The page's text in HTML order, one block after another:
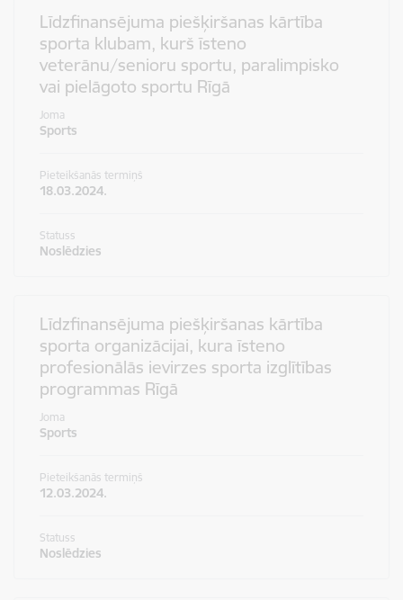
Līdzfinansējuma piešķiršanas kārtība
sporta klubam, kurš īsteno
veterānu/senioru sportu, paralimpisko
vai pielāgoto sportu Rīgā
Joma
Sports
Pieteikšanās termiņš
18.03.2024.
Statuss
Noslēdzies
Līdzfinansējuma piešķiršanas kārtība
sporta organizācijai, kura īsteno
profesionālās ievirzes sporta izglītības
programmas Rīgā
Joma
Sports
Pieteikšanās termiņš
12.03.2024.
Statuss
Noslēdzies